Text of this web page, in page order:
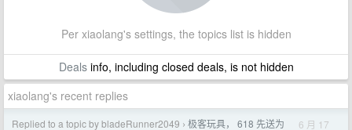
Per xiaolang's settings, the topics list is hidden
Dealsinfo, including closed deals, is not hidden
xiaolang's recent replies
Replied to a topic by bladeRunner2049 › 极客玩具， 618 先送为
6 月 17